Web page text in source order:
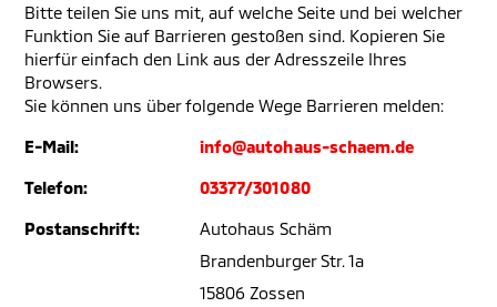
Bitte teilen Sie uns mit, auf welche Seite und bei welcher
Funktion Sie auf Barrieren gestoßen sind. Kopieren Sie
hierfür einfach den Link aus der Adresszeile Ihres
Browsers.
Sie können uns über folgende Wege Barrieren melden:
E-Mail: info@autohaus-schaem.de
Telefon: 03377/301080
Postanschrift:
Autohaus Schäm
Brandenburger Str. 1a
15806 Zossen